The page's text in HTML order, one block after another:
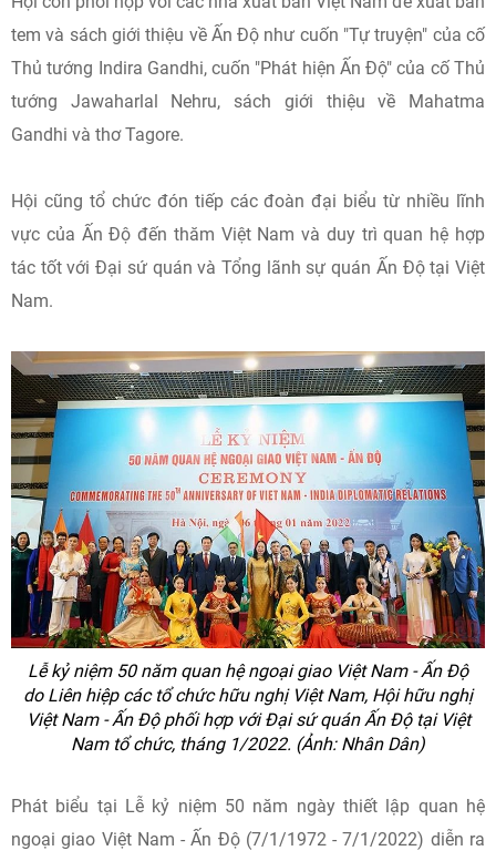
tem và sách giới thiệu về Ấn Độ như cuốn "Tự truyện" của cố
Thủ tướng Indira Gandhi, cuốn "Phát hiện Ấn Độ" của cố Thủ
tướng Jawaharlal Nehru, sách giới thiệu về Mahatma
Gandhi và thơ Tagore.
Hội cũng tổ chức đón tiếp các đoàn đại biểu từ nhiều lĩnh
vực của Ấn Độ đến thăm Việt Nam và duy trì quan hệ hợp
tác tốt với Đại sứ quán và Tổng lãnh sự quán Ấn Độ tại Việt
Nam.
Lễ kỷ niệm 50 năm quan hệ ngoại giao Việt Nam - Ấn Độ
do Liên hiệp các tổ chức hữu nghị Việt Nam, Hội hữu nghị
Việt Nam - Ấn Độ phối hợp với Đại sứ quán Ấn Độ tại Việt
Nam tổ chức, tháng 1/2022. (Ảnh: Nhân Dân)
Phát biểu tại Lễ kỷ niệm 50 năm ngày thiết lập quan hệ
ngoại giao Việt Nam - Ấn Độ (7/1/1972 - 7/1/2022) diễn ra